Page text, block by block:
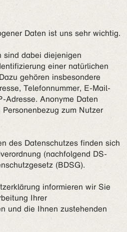
Daten ist uns sehr wichtig.
sind dabei diejenigen
einer natürlichen
gehören insbesondere
Telefonnummer, E-Mail-
Adresse. Anonyme Daten
zum Nutzer
des Datenschutzes finden sich
(nachfolgend DS-
(BDSG).
informieren wir Sie
Ihrer
und die Ihnen zustehenden